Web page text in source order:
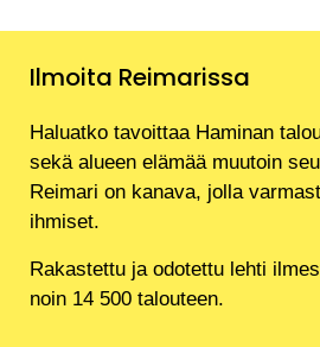
Ilmoita Reimarissa
Haluatko tavoittaa Haminan
sekä alueen elämää muutoin
Reimari on kanava, jolla
ihmiset.
Rakastettu ja odotettu lehti
noin 14 500 talouteen.